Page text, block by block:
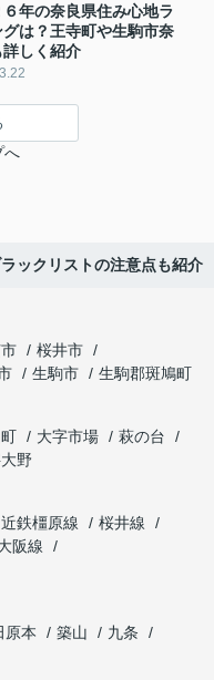
年の奈良県住み心地ラ
グは？王寺町や生駒市奈
しく紹介
へ
ックリストの注意点も紹介
桜井市
生駒市
生駒郡斑鳩町
大字市場
萩の台
野
近鉄橿原線
桜井線
阪線
原本 築山
九条